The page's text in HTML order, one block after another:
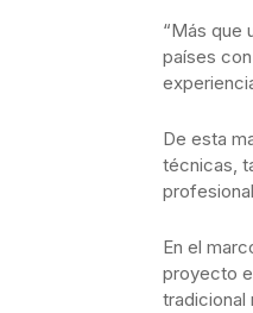
“Más que
países
De esta
técnicas,
En el
proyecto
tradicional